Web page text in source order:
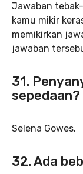
Jawaban
kamu mikir
memikirkan
jawaban
31.
sepedaan?
Selena Gowes.
32. Ada